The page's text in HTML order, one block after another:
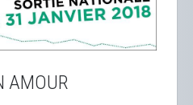
AMOUR